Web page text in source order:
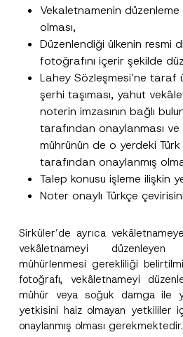
Vekaletnamenin düzenleme
olması,
Düzenlendiği ülkenin resmi
fotoğrafını içerir şekilde
Lahey Sözleşmesi’ne taraf
şerhi taşıması, yahut
noterin imzasının bağlı
tarafından onaylanması
mührünün de o yerdeki
tarafından onaylanmış
Talep konusu işleme ilişkin
Noter onaylı Türkçe
Sirküler’de ayrıca
vekâletnameyi
mühürlenmesi gerekliliği
fotoğrafı, vekâletnameyi
mühür veya soğuk damga ile
yetkisini haiz olmayan yetkililer
onaylanmış olması gerekmektedir.
Firma
Pozisyon
E-Posta Adresi*
*
Konu *
P
v
c
Bu iletişim formu
verilerle ilgili
aydınlatma
anladım.
A
p
Bu iletişim formunu
metninde açıklanan şekilde